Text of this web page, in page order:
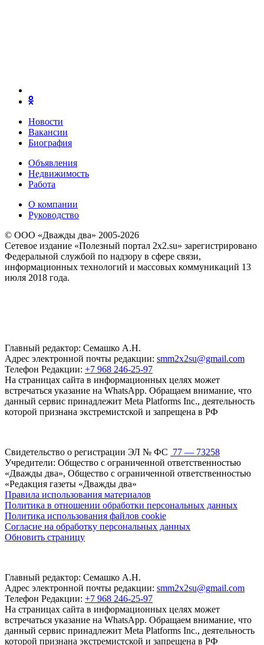
Новости
Вакансии
Биография
Объявления
Недвижимость
Работа
О компании
Руководство
© ООО «Дважды два» 2005-2026
Сетевое издание «Полезный портал 2x2.su» зарегистрировано
Федеральной службой по надзору в сфере связи,
информационных технологий и массовых коммуникаций 13
июля 2018 года.
Главный редактор: Семашко А.Н.
Адрес электронной почты редакции: smm2x2su@gmail.com
Телефон Редакции: +7 968 246-25-97
На страницах сайта в информационных целях может
встречаться указание на WhatsApp. Обращаем внимание, что
данный сервис принадлежит Meta Platforms Inc., деятельность
которой признана экстремистской и запрещена в РФ
Свидетельство о регистрации ЭЛ № ФС 77 — 73258
Учредители: Общество с ограниченной ответственностью
«Дважды два», Общество с ограниченной ответственностью
«Редакция газеты «Дважды два»
Правила использования материалов
Политика в отношении обработки персональных данных
Политика использования файлов cookie
Согласие на обработку персональных данных
Обновить страницу
Главный редактор: Семашко А.Н.
Адрес электронной почты редакции: smm2x2su@gmail.com
Телефон Редакции: +7 968 246-25-97
На страницах сайта в информационных целях может
встречаться указание на WhatsApp. Обращаем внимание, что
данный сервис принадлежит Meta Platforms Inc., деятельность
которой признана экстремистской и запрещена в РФ